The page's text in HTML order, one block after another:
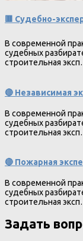
🟥 Судебно-
В современной
судебных
строительная
🔴 Независимая
В современной
судебных
строительная
🔴 Пожарная
В современной
судебных
строительная
Задать